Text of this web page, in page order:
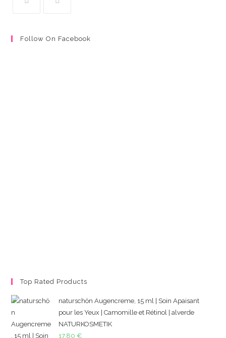
Follow On Facebook
Top Rated Products
naturschön Augencreme, 15 ml | Soin Apaisant
pour les Yeux | Camomille et Rétinol | alverde
NATURKOSMETIK
17,80 €